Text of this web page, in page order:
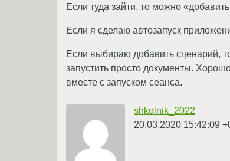
Если туда зайти, то можно
Если я сделаю автозапуск
Если выбираю добавить сценарий,
запустить просто документы.
вместе с запуском сеанса.
shkolnik_2022
20.03.2020 15:42:09